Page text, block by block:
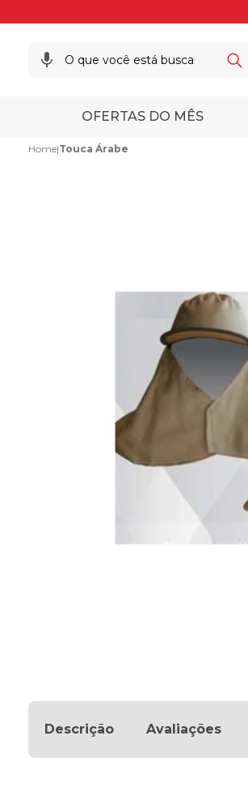
OFERTAS DO MÊS
Home|Touca Árabe
Descrição Avaliações